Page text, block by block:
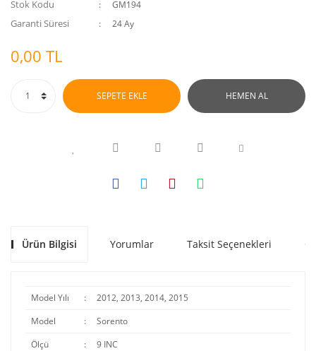
Stok Kodu GM194
Garanti Süresi 24 Ay
0,00 TL
SEPETE EKLE HEMEN AL
Ürün Bilgisi Yorumlar Taksit Seçenekleri
Model Yılı :
2012, 2013, 2014, 2015
Model
:
Sorento
Ölçü
: 9 INC